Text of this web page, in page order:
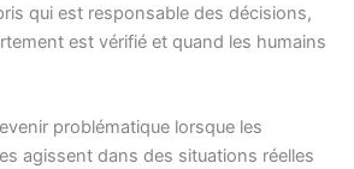
qui est responsable des décisions,
est vérifié et quand les humains
problématique lorsque les
agissent dans des situations réelles